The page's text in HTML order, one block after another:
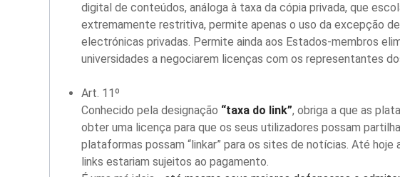
digital de conteúdos, análoga à taxa da cópia privada, que
extremamente restritiva, permite apenas o uso da excepção
electrónicas privadas. Permite ainda aos Estados-membros
universidades a negociarem licenças com os representantes
Art. 11º
Conhecido pela designação “taxa do link”, obriga a que as
obter uma licença para que os seus utilizadores possam
plataformas possam “linkar” para os sites de notícias. Até
links estariam sujeitos ao pagamento.